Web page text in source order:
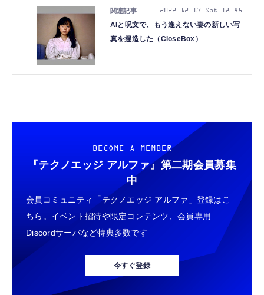
AIと呪文で、もう逢えない妻の新しい写
真を捏造した（CloseBox）
2022.12.17 Sat 18:45
BECOME A MEMBER
『テクノエッジ アルファ』 第二期会員募集
中
会員コミュニティ「テクノエッジ アルファ」登録はこ
ちら。イベント招待や限定コンテンツ、会員専用
Discordサーバなど特典多数です
今すぐ登録